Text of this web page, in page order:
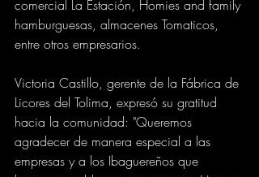
comercial La Estación, Homies and family
hamburguesas, almacenes Tomaticos,
entre otros empresarios.
Victoria Castillo, gerente de la Fábrica de
Licores del Tolima, expresó su gratitud
hacia la comunidad: "Queremos
agradecer de manera especial a las
empresas y a los Ibaguereños que